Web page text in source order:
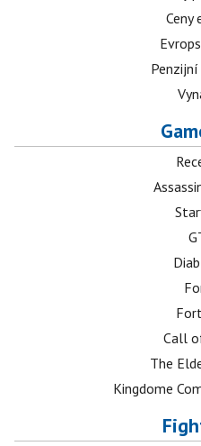
Ceny
Call
The
Kingdome